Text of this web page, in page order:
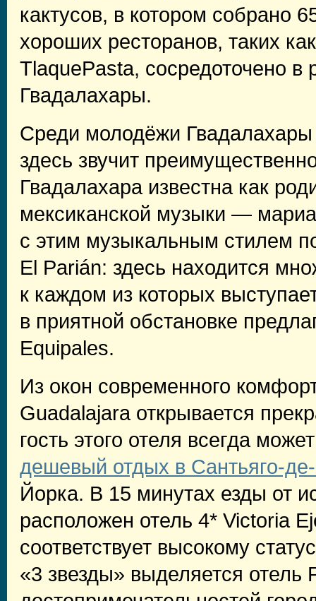
кактусов, в котором собрано
хороших ресторанов, таких
TlaquePasta, сосредоточено в
Гвадалахары.
Среди молодёжи Гвадалахары
здесь звучит
Гвадалахара известна как
мексиканской музыки —
с этим музыкальным стилем
El Parián: здесь находится
к каждом из которых
в приятной обстановке
Equipales.
Из окон современного
Guadalajara открывается
гость этого отеля всегда
дешевый отдых в Сантьяго-
Йорка. В 15 минутах езды от
расположен отель 4* Victoria
соответствует высокому
«3 звезды» выделяется отель